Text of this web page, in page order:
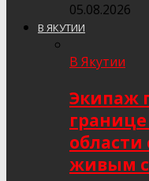
05.08.2026
В ЯКУТИИ
В Якутии
Экипаж
живым